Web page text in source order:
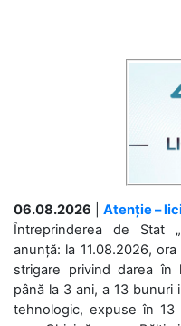
06.08.2026
Atenție –
Întreprinderea de Stat
anunță: la 11.08.2026,
strigare privind darea
până la 3 ani, a 13
tehnologic, expuse în 13